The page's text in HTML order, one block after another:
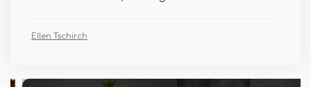
Ellen Tschirch